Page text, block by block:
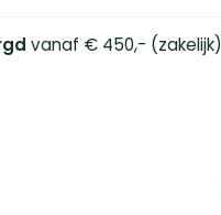
vanaf € 450,- (zakelijk)